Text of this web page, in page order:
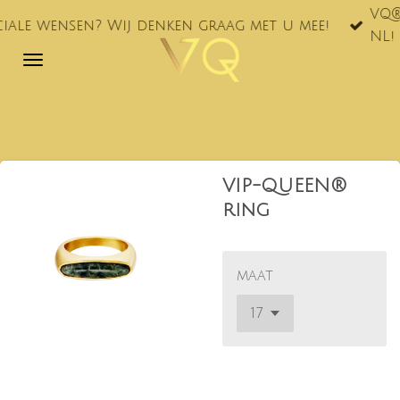
Ga
naar
denken graag met u mee!
VQ® nu ook te
VIP-QUEEN®
ring
maat